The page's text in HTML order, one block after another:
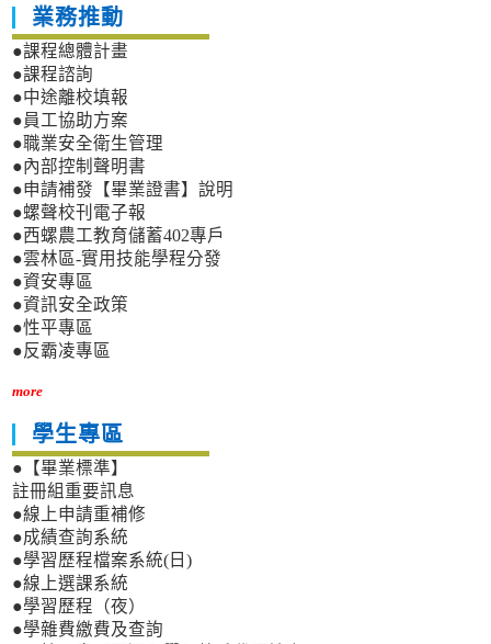
業務推動
●課程總體計畫
●課程諮詢
●中途離校填報
●員工協助方案
●職業安全衛生管理
●內部控制聲明書
●申請補發【畢業證書】說明
●螺聲校刊電子報
●西螺農工教育儲蓄402專戶
●雲林區-實用技能學程分發
●資安專區
●資訊安全政策
●性平專區
●反霸凌專區
more
學生專區
●【畢業標準】
註冊組重要訊息
●線上申請重補修
●成績查詢系統
●學習歷程檔案系統(日)
●線上選課系統
●學習歷程（夜）
●學雜費繳費及查詢